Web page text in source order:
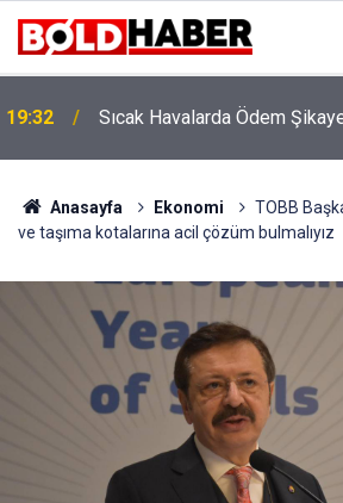
19:32 Sıcak Havalarda Ödem
Anasayfa Ekonomi
TOBB
ve taşıma kotalarına acil çözüm bulmalıyız